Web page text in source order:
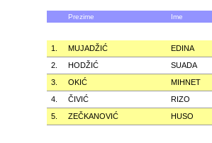
Prezime Ime
1. MUJADŽIĆ
EDINA
2.
HODŽIĆ
SUADA
3.
OKIĆ
MIHNET
4.
ČIVIĆ
RIZO
5.
ZEČKANOVIĆ HUSO